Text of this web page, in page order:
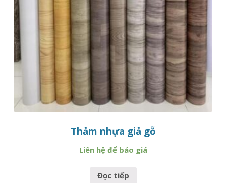
Thảm nhựa giả gỗ
Liên hệ để báo giá
Đọc tiếp